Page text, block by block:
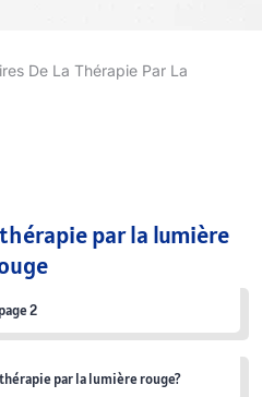
De La Thérapie Par La
par la lumière
page 2
par la lumière rouge?